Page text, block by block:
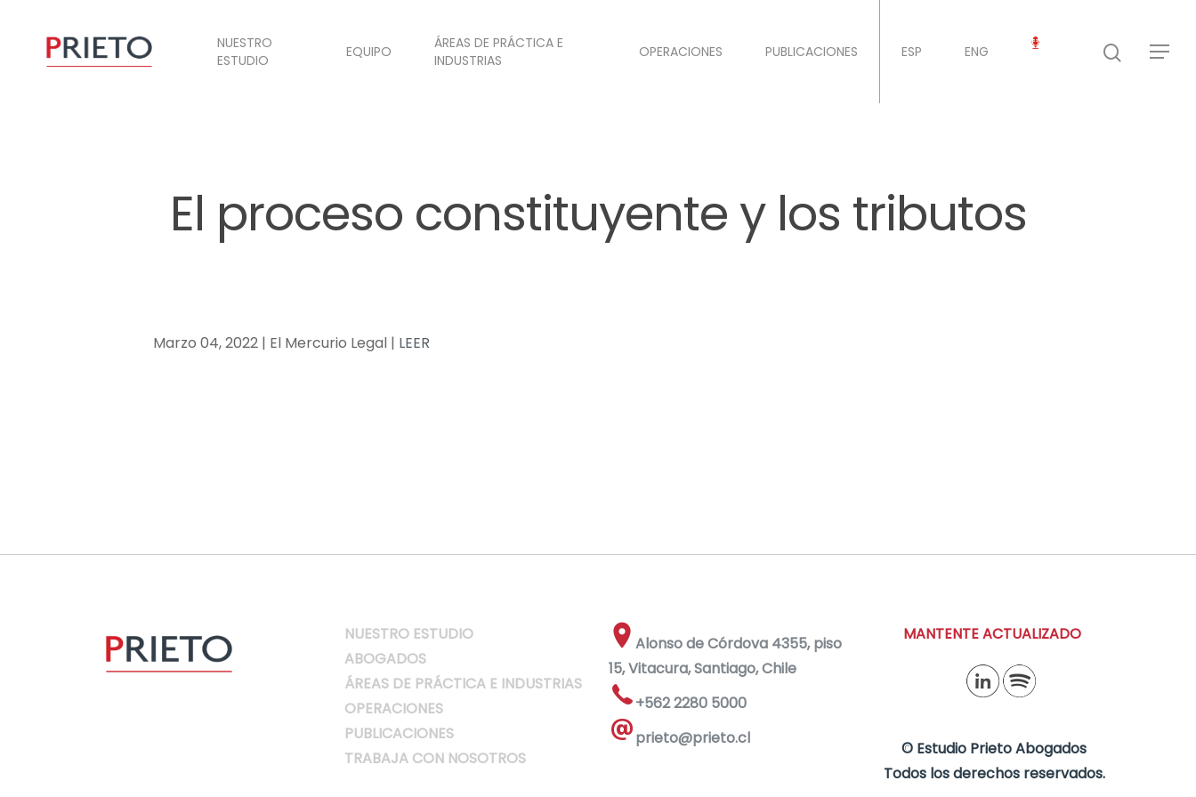
NUESTRO
ESTUDIO
EQUIPO
ÁREAS DE PRÁCTICA E
INDUSTRIAS
OPERACIONES PUBLICACIONES ESP ENG
El proceso constituyente y los tributos
Marzo 04, 2022 | El Mercurio Legal | LEER
NUESTRO ESTUDIO
ABOGADOS
ÁREAS DE PRÁCTICA E INDUSTRIAS
OPERACIONES
PUBLICACIONES
TRABAJA CON NOSOTROS
Alonso de Córdova 4355, piso
15, Vitacura, Santiago, Chile
+562 2280 5000
prieto@prieto.cl
MANTENTE ACTUALIZADO
© Estudio Prieto Abogados
Todos los derechos reservados.